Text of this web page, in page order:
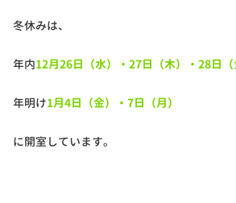
冬休みは、
年内12月26日（水）・27日（木）・28日（
年明け1月4日（金）・7日（月）
に開室しています。